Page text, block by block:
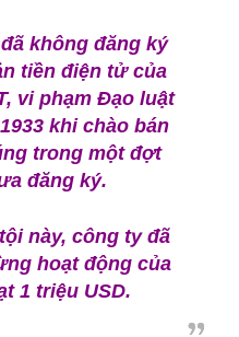
không đăng ký
tiền điện tử của
vi phạm Đạo luật
khi chào bán
trong một đợt
đăng ký.
này, công ty đã
hoạt động của
1 triệu USD.